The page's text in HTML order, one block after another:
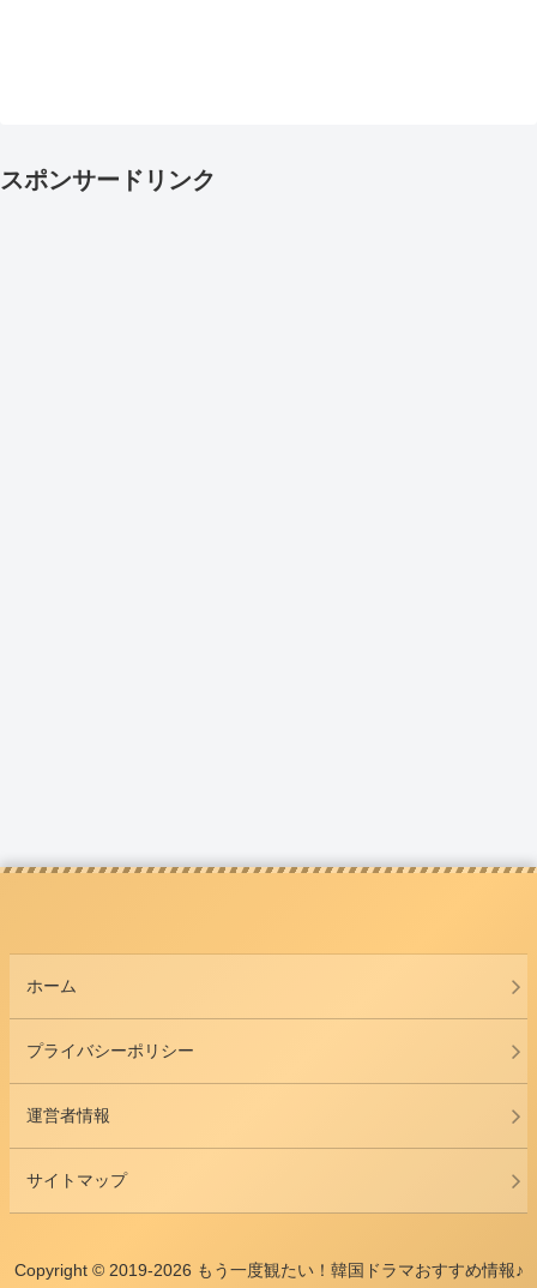
スポンサードリンク
ホーム
プライバシーポリシー
運営者情報
サイトマップ
Copyright © 2019-2026 もう一度観たい！韓国ドラマおすすめ情報♪